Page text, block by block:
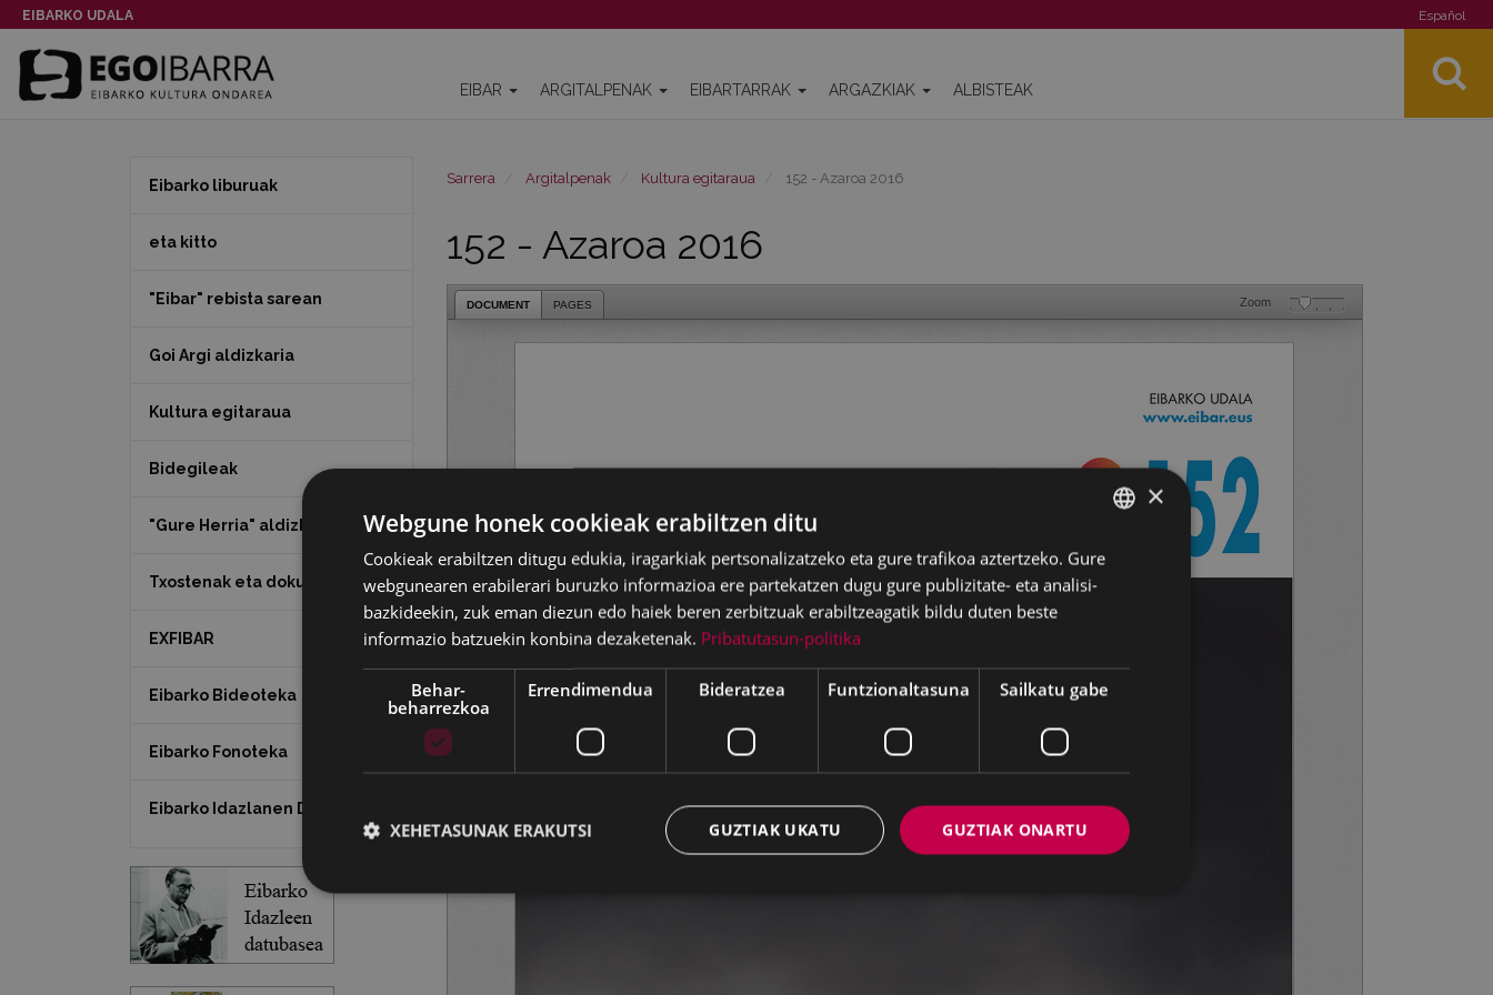
EIBARKO UDALA Español
EIBAR ARGITALPENAK EIBARTARRAK ARGAZKIAK ALBISTEAK
Sarrera Argitalpenak Kultura egitaraua 152 - Azaroa 2016
152 - Azaroa 2016
DOCUMENT PAGES Zoom
Eibarko liburuak
eta kitto
"Eibar" rebista sarean
Goi Argi aldizkaria
Kultura egitaraua
Bidegileak
"Gure Herria" aldizkaria
Txostenak eta dokumentuak
EXFIBAR
Eibarko Bideoteka
Eibarko Fonoteka
Eibarko Idazlanen Datu-basea
BASQUE
SPANISH
×
Webgune honek cookieak erabiltzen ditu
Cookieak erabiltzen ditugu edukia, iragarkiak pertsonalizatzeko eta gure trafikoa aztertzeko. Gure
webgunearen erabilerari buruzko informazioa ere partekatzen dugu gure publizitate- eta analisi-
bazkideekin, zuk eman diezun edo haiek beren zerbitzuak erabiltzeagatik bildu duten beste
informazio batzuekin konbina dezaketenak. Pribatutasun-politika
Behar-
beharrezkoa
Errendimendua Bideratzea Funtzionaltasuna Sailkatu gabe
GUZTIAK ONARTU
GUZTIAK UKATU
XEHETASUNAK ERAKUTSI